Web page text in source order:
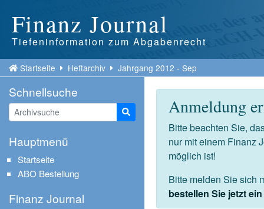
Finanz Journal
Tiefeninformation zum Abgabenrecht
Startseite Heftarchiv Jahrgang 2012 - Sep
Anmeldung
Bitte beachten Sie,
nur mit einem Finanz
möglich ist!
Bitte melden Sie sich
bestellen Sie jetzt
Schnellsuche
Suche starten
Hauptmenü
Startseite
ABO Bestellung
Finanz Journal